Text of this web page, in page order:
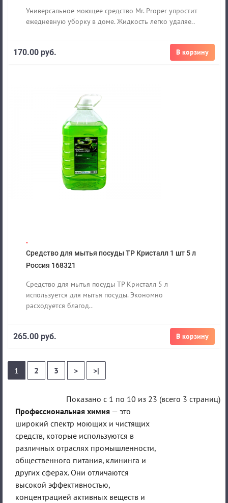
Универсальное моющее средство Mr. Proper упростит
ежедневную уборку в доме. Жидкость легко удаляе..
В корзину
170.00 руб.
.
Средство для мытья посуды ТР Кристалл 1 шт 5 л
Россия 168321
Средство для мытья посуды ТР Кристалл 5 л
используется для мытья посуды. Экономно
расходуется благод..
В корзину
265.00 руб.
1 2 3 > >|
Показано с 1 по 10 из 23 (всего 3 страниц)
Профессиональная химия — это
широкий спектр моющих и чистящих
средств, которые используются в
различных отраслях промышленности,
общественного питания, клининга и
других сферах. Они отличаются
высокой эффективностью,
концентрацией активных веществ и